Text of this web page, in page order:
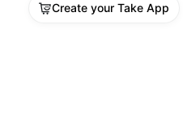
Create your Take App